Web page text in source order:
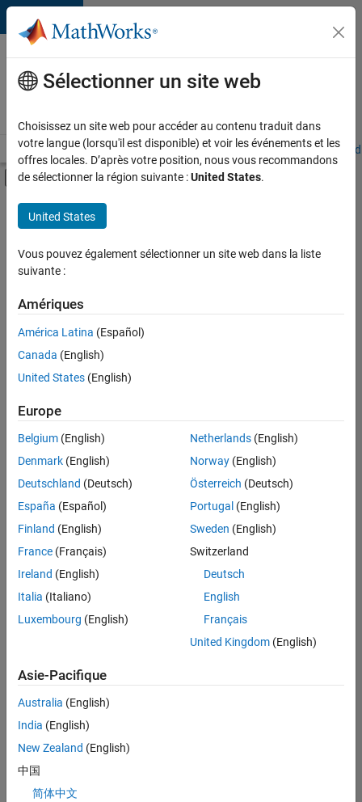
Passer au contenu
Votre
carrière
chez
Accueil Explorer nos opportunités Adresses de nos bureaux
Activer/désactiver l'affichage du menu
Contenu principal
FILTRER PAR
Programme destiné aux nouvelles carrières (EDG)
Globalisation
Technologies de l’information
Actuellement,
aucune
offre
d'emploi
correspondant
à vos
critères
de
recherche.
Vous
pouvez
élargir
votre
recherche
ou
afficher
l’ensemble
d'emploi.
malgré
tout
vous
trouvez
pas
Sélectionner un site web
Choisissez un site web pour accéder au contenu traduit dans
votre langue (lorsqu'il est disponible) et voir les événements et les
offres locales. D’après votre position, nous vous recommandons
de sélectionner la région suivante :United States.
United States
Vous pouvez également sélectionner un site web dans la liste
suivante :
Amériques
América Latina (Español)
Canada (English)
United States (English)
Europe
Belgium (English)
Denmark (English)
Deutschland (Deutsch)
España (Español)
Finland (English)
France (Français)
Ireland (English)
Italia (Italiano)
Luxembourg (English)
Netherlands(English)
Norway(English)
Österreich (Deutsch)
Portugal (English)
Sweden (English)
Switzerland
Deutsch
English
Français
United Kingdom(English)
Asie-Pacifique
Australia (English)
India (English)
New Zealand (English)
中国
简体中文